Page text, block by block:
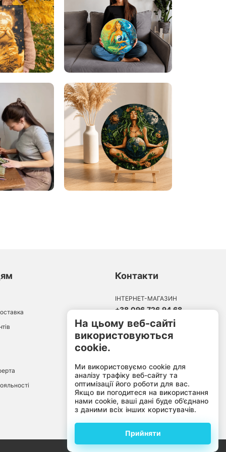
Контакти
ІНТЕРНЕТ-МАГАЗИН
+38 096 726 94 68
Пн-Пт: 10:00-18:00
by kravatka.agency
На цьому веб-сайті
використовуються
cookie.
Ми використовуємо cookie для
аналізу трафіку веб-сайту та
оптимізації його роботи для вас.
Якщо ви погодитеся на використання
нами cookie, ваші дані буде об’єднано
з даними всіх інших користувачів.
Прийняти